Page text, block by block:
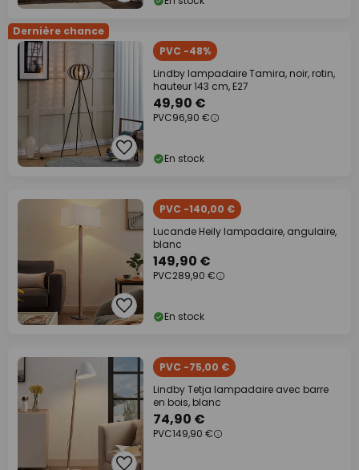
Dernière chance
PVC -48%
Lindby lampadaire Tamira, noir, rotin,
hauteur 143 cm, E27
49,90 €
PVC96,90 €
En stock
PVC -140,00 €
Lucande Heily lampadaire, angulaire,
blanc
149,90 €
PVC289,90 €
En stock
PVC -75,00 €
Lindby Tetja lampadaire avec barre
en bois, blanc
74,90 €
PVC149,90 €